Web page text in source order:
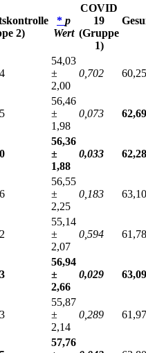
2)
* p
Wert
COVID
19
(Gruppe
1)
54,03
±
2,00
0,702
56,46
±
1,98
0,073
56,36
±
1,88
0,033
56,55
±
2,25
0,183
55,14
±
2,07
0,594
56,94
±
2,66
0,029
55,87
±
2,14
0,289
57,76